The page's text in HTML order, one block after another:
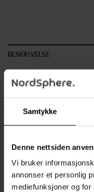
Samtykke
Denne nettsiden
Vi bruker
annonser et personlig
mediefunksjoner og
BESKRIVELSE
ripe. Det luftige
sørger for god
avrundede håndtaket
børsten kan både stå